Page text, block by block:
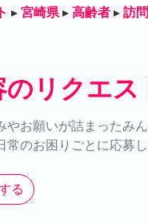
▸ 宮崎県 ▸ 高齢者 ▸ 訪
リクエス
やお願いが詰まったみ
常のお困りごとに応募
る